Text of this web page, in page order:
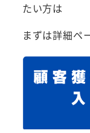
たい方は
まずは詳細ペ